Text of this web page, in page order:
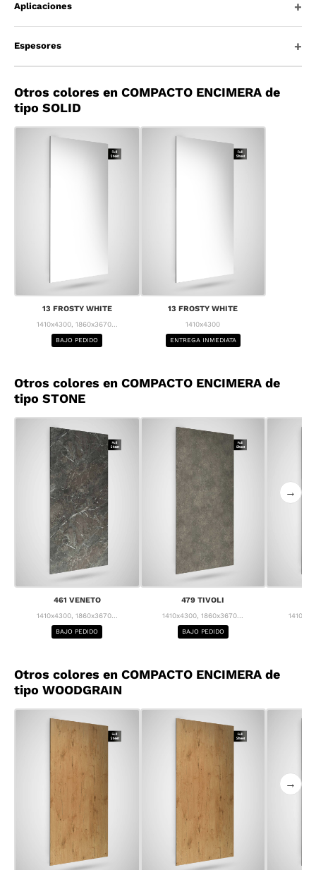
Aplicaciones
Espesores
Otros colores en COMPACTO ENCIMERA de
tipo SOLID
13 FROSTY WHITE
1410x4300, 1860x3670...
BAJO PEDIDO
13 FROSTY WHITE
1410x4300
ENTREGA INMEDIATA
Otros colores en COMPACTO ENCIMERA de
tipo STONE
461 VENETO
1410x4300, 1860x3670...
BAJO PEDIDO
479 TIVOLI
1410x4300, 1860x3670...
BAJO PEDIDO
→
Otros colores en COMPACTO ENCIMERA de
tipo WOODGRAIN
→